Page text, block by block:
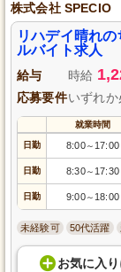
株式会社 SPECIO
リハデイ晴れ
ルバイト求人
給与 時給
応募要件いずれ
就業時間
日勤 8:00～ 17:00
日勤 8:30～ 17:30
日勤 9:00～ 18:00
未経験可 50代活躍
お気に入り